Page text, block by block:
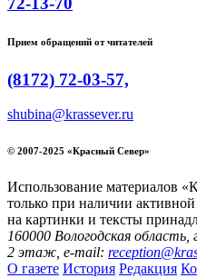
Прием обращений от читателей
(8172) 72-03-57,
shubina@krassever.ru
© 2007-2025 «Красный Север»
Использование материалов
только при наличии
на картинки и тексты
160000 Вологодская область,
2 этаж, e-mail:
О газете История Редакция